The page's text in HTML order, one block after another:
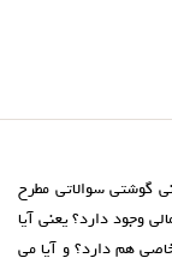
گوشتی سوالاتی مطرح
وجود دارد؟ یعنی آیا
هم دارد؟ و آیا می